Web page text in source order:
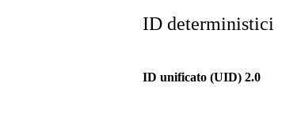
ID deterministici
ID unificato (UID) 2.0